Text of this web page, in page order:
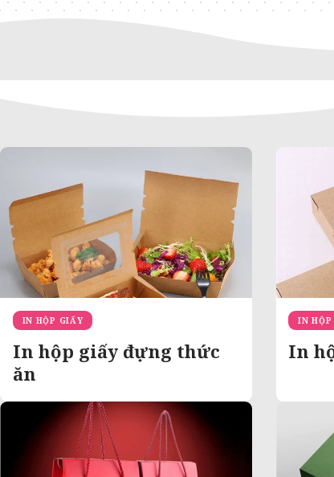
IN HỘP GIẤY
In hộp giấy đựng thức
ăn
IN
In